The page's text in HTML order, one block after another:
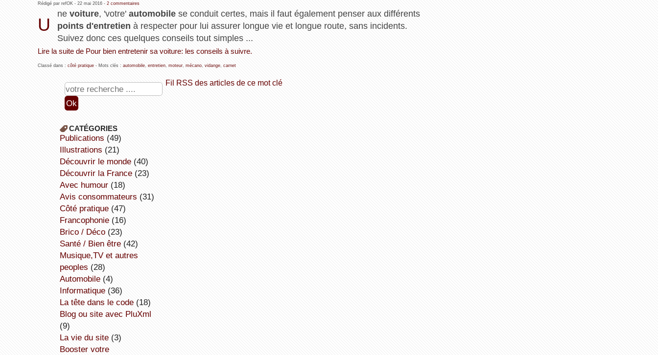
Rédigé par refOK - 22 mai 2016- 2 commentaires
U
ne voiture, 'votre' automobile se conduit certes, mais il faut également penser aux différents
points d'entretien à respecter pour lui assurer longue vie et longue route, sans incidents.
Suivez donc ces quelques conseils tout simples ...
Lire la suite de Pour bien entretenir sa voiture: les conseils à suivre.
Classé dans : côté pratique- Mots clés : automobile, entretien, moteur, mécano, vidange, carnet
Fil RSS des articles de ce mot clé
CATÉGORIES
publications (49)
illustrations (21)
découvrir le monde(40)
découvrir la France(23)
avec humour(18)
avis consommateurs (31)
côté pratique(47)
Francophonie(16)
Brico / Déco(23)
Santé / Bien être(42)
Musique,TV et autres
peoples (28)
Automobile(4)
informatique(36)
la tête dans le code(18)
Blog ou site avec PluXml
(9)
la vie du site(3)
booster votre